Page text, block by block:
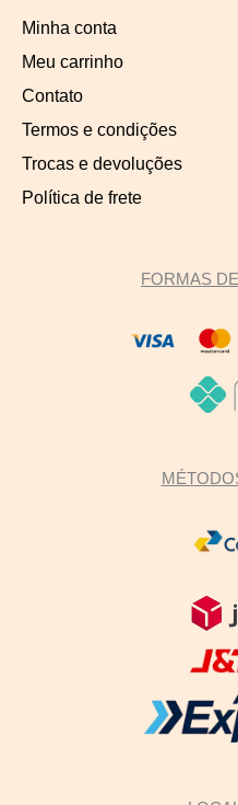
Minha conta
Meu carrinho
Contato
Termos e condições
Trocas e devoluções
Política de frete
FORMAS